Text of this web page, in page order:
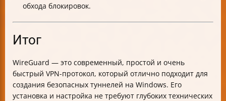
обхода блокировок.
Итог
WireGuard — это современный, простой и очень
быстрый VPN-протокол, который отлично подходит для
создания безопасных туннелей на Windows. Его
установка и настройка не требуют глубоких технических